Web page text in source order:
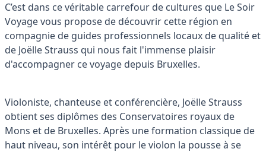
C’est dans ce véritable carrefour de cultures que Le Soir
Voyage vous propose de découvrir cette région en
compagnie de guides professionnels locaux de qualité et
de Joëlle Strauss qui nous fait l'immense plaisir
d'accompagner ce voyage depuis Bruxelles.
Violoniste, chanteuse et conférencière, Joëlle Strauss
obtient ses diplômes des Conservatoires royaux de
Mons et de Bruxelles. Après une formation classique de
haut niveau, son intérêt pour le violon la pousse à se